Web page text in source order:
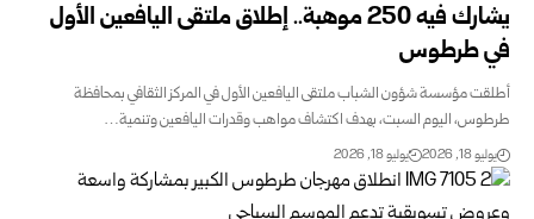
يشارك فيه 250 موهبة.. إطلاق ملتقى اليافعين الأول
في طرطوس
أطلقت مؤسسة شؤون الشباب ملتقى اليافعين الأول في المركز الثقافي بمحافظة
طرطوس، اليوم السبت، بهدف اكتشاف مواهب وقدرات اليافعين وتنمية…
يوليو 18, 2026 يوليو 18, 2026